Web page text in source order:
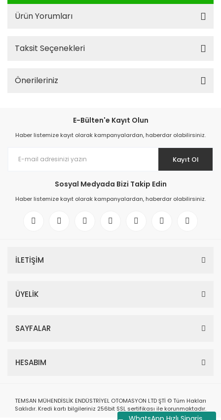
Ürün Yorumları
Taksit Seçenekleri
Önerileriniz
E-Bülten'e Kayıt Olun
Haber listemize kayıt olarak kampanyalardan, haberdar olabilirsiniz.
Kayıt Ol
Sosyal Medyada Bizi Takip Edin
Haber listemize kayıt olarak kampanyalardan, haberdar olabilirsiniz.
İLETİŞİM
ÜYELİK
SAYFALAR
HESABIM
TEMSAN MÜHENDİSLİK ENDÜSTRİYEL OTOMASYON LTD ŞTİ © Tüm Hakları
Saklıdır. Kredi kartı bilgileriniz 256bit SSL sertifikası ile korunmaktadır.